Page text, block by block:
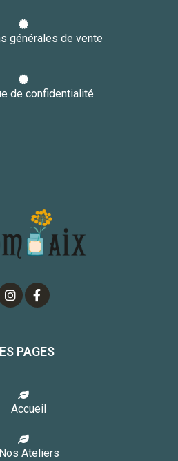
générales de vente
de confidentialité
PAGES
Accueil
Nos Ateliers